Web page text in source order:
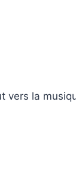
vers la